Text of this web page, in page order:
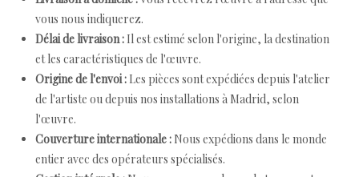
vous nous indiquerez.
Délai de livraison : Il est estimé selon l'origine, la destination
et les caractéristiques de l'œuvre.
Origine de l'envoi : Les pièces sont expédiées depuis l'atelier
de l'artiste ou depuis nos installations à Madrid, selon
l'œuvre.
Couverture internationale : Nous expédions dans le monde
entier avec des opérateurs spécialisés.